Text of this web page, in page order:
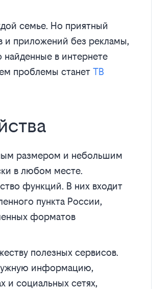
семье. Но приятный
и приложений без рекламы,
найденные в интернете
проблемы станет ТВ
размером и небольшим
в любом месте.
функций. В них входит
пункта России,
форматов
полезных сервисов.
информацию,
и социальных сетях,